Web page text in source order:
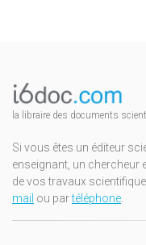
la libraire des documents
Si vous êtes un éditeur
enseignant, un
de vos travaux
mail ou partéléphone.